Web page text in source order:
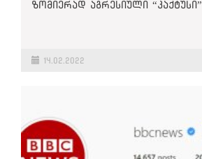
ზომიერად აგრესიული “კაქტუსი”
14.02.2022